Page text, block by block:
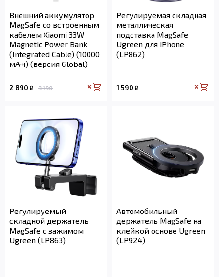
Внешний аккумулятор
MagSafe со встроенным
кабелем Xiaomi 33W
Magnetic Power Bank
(Integrated Cable) (10000
мА·ч) (версия Global)
2 890 ₽ 3 190
Регулируемая складная
металлическая
подставка MagSafe
Ugreen для iPhone
(LP862)
1 590 ₽
Регулируемый
складной держатель
MagSafe с зажимом
Ugreen (LP863)
Автомобильный
держатель MagSafe на
клейкой основе Ugreen
(LP924)